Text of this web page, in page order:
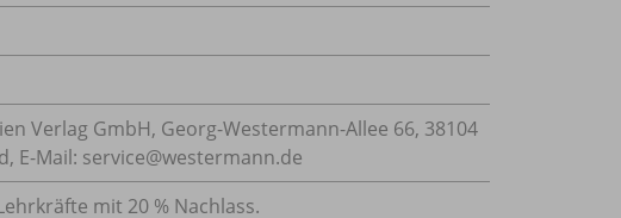
Verlag GmbH, Georg-Westermann-Allee 66, 38104
E-Mail: service@westermann.de
mit 20 % Nachlass.